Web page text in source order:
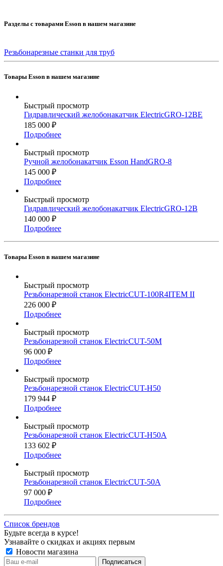
Разделы с товарами Esson в нашем магазине
Резьбонарезные станки для труб
Товары Esson в нашем магазине
Быстрый просмотр
Гидравлический желобонакатчик ElectricGRO-12BE
185 000 ₽
Подробнее
Быстрый просмотр
Ручной желобонакатчик Esson HandGRO-8
145 000 ₽
Подробнее
Быстрый просмотр
Гидравлический желобонакатчик ElectricGRO-12B
140 000 ₽
Подробнее
Товары Esson в нашем магазине
Быстрый просмотр
Резьбонарезной станок ElectricCUT-100R4ITEM II
226 000 ₽
Подробнее
Быстрый просмотр
Резьбонарезной станок ElectricCUT-50М
96 000 ₽
Подробнее
Быстрый просмотр
Резьбонарезной станок ElectricCUT-H50
179 944 ₽
Подробнее
Быстрый просмотр
Резьбонарезной станок ElectricCUT-H50А
133 602 ₽
Подробнее
Быстрый просмотр
Резьбонарезной станок ElectricCUT-50А
97 000 ₽
Подробнее
Список брендов
Будьте всегда в курсе!
Узнавайте о скидках и акциях первым
Новости магазина